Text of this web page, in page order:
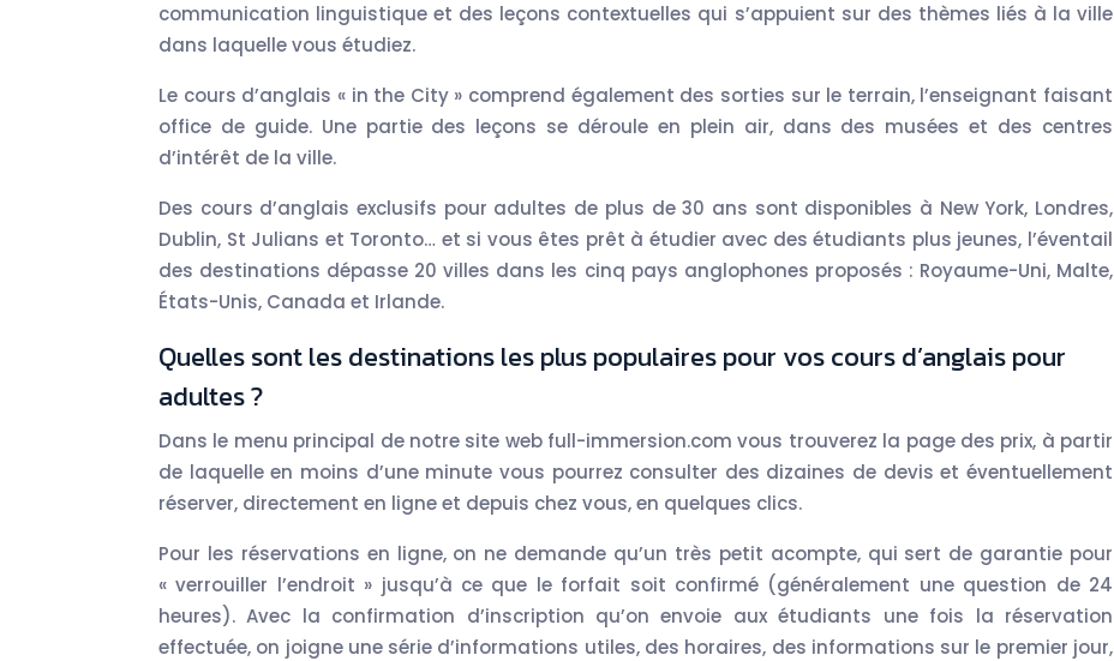
communication linguistique et des leçons contextuelles qui s’appuient sur des thèmes liés à la ville
dans laquelle vous étudiez.
Le cours d’anglais « in the City » comprend également des sorties sur le terrain, l’enseignant faisant
office de guide. Une partie des leçons se déroule en plein air, dans des musées et des centres
d’intérêt de la ville.
Des cours d’anglais exclusifs pour adultes de plus de 30 ans sont disponibles à New York, Londres,
Dublin, St Julians et Toronto… et si vous êtes prêt à étudier avec des étudiants plus jeunes, l’éventail
des destinations dépasse 20 villes dans les cinq pays anglophones proposés : Royaume-Uni, Malte,
États-Unis, Canada et Irlande.
Quelles sont les destinations les plus populaires pour vos cours d’anglais pour
adultes ?
Dans le menu principal de notre site web full-immersion.com vous trouverez la page des prix, à partir
de laquelle en moins d’une minute vous pourrez consulter des dizaines de devis et éventuellement
réserver, directement en ligne et depuis chez vous, en quelques clics.
Pour les réservations en ligne, on ne demande qu’un très petit acompte, qui sert de garantie pour
« verrouiller l’endroit » jusqu’à ce que le forfait soit confirmé (généralement une question de 24
heures). Avec la confirmation d’inscription qu’on envoie aux étudiants une fois la réservation
effectuée, on joigne une série d’informations utiles, des horaires, des informations sur le premier jour,